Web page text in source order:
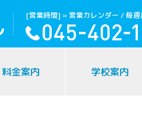
[営業時間]» 営業カレンダー / 毎週
料金案内 学校案内